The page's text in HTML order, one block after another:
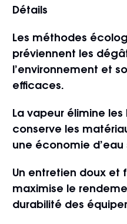
Détails
Les méthodes
préviennent les
l’environnement et
efficaces.
La vapeur élimine
conserve les
une économie d’eau
Un entretien doux et
maximise le
durabilité des